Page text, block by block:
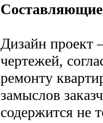
Составляющие
Дизайн проект
чертежей,
ремонту
замыслов
содержится не